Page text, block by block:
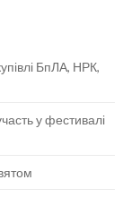
БпЛА, НРК,
у фестивалі